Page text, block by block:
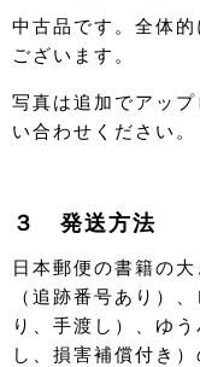
中古品です。全体
ございます。
写真は追加でアッ
い合わせください。
３ 発送方法
日本郵便の書籍の
（追跡番号あり）
り、手渡し）、ゆ
し、損害補償付き